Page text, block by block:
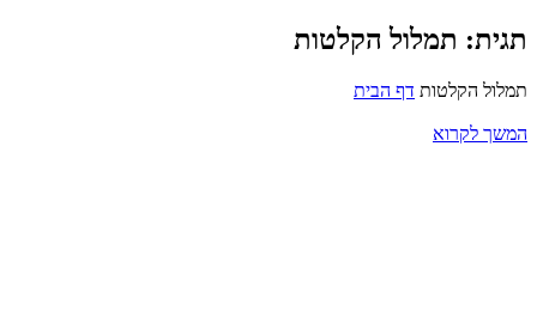
תגית: תמלול הקלטות
תמלול הקלטות דף הבית
המשך לקרוא